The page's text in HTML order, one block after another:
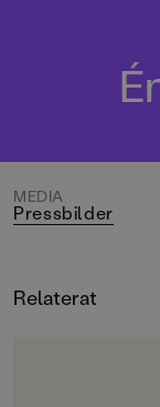
MEDIA
Pressbilder
Relaterat